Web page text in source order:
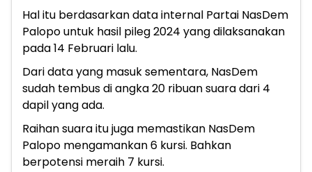
Hal itu berdasarkan data internal Partai NasDem
Palopo untuk hasil pileg 2024 yang dilaksanakan
pada 14 Februari lalu.
Dari data yang masuk sementara, NasDem
sudah tembus di angka 20 ribuan suara dari 4
dapil yang ada.
Raihan suara itu juga memastikan NasDem
Palopo mengamankan 6 kursi. Bahkan
berpotensi meraih 7 kursi.